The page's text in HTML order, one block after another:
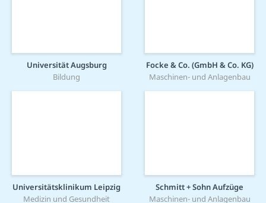
Universität Augsburg
Bildung
Focke & Co. (GmbH & Co. KG)
Maschinen- und Anlagenbau
Universitätsklinikum Leipzig
Medizin und Gesundheit
Schmitt + Sohn Aufzüge
Maschinen- und Anlagenbau